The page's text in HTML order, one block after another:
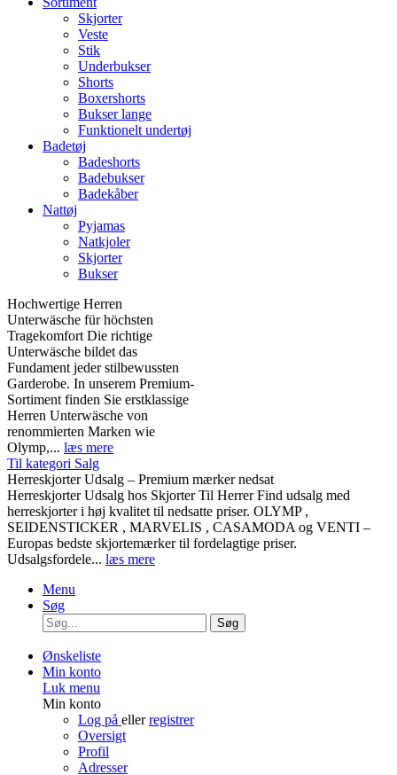
Skjorter
Veste
Stik
Underbukser
Shorts
Boxershorts
Bukser lange
Funktionelt undertøj
Badetøj
Badeshorts
Badebukser
Badekåber
Nattøj
Pyjamas
Natkjoler
Skjorter
Bukser
Hochwertige Herren
Unterwäsche für höchsten
Tragekomfort Die richtige
Unterwäsche bildet das
Fundament jeder stilbewussten
Garderobe. In unserem Premium-
Sortiment finden Sie erstklassige
Herren Unterwäsche von
renommierten Marken wie
Olymp,... læs mere
Til kategori Salg
Herreskjorter Udsalg – Premium mærker nedsat
Herreskjorter Udsalg hos Skjorter Til Herrer Find udsalg med
herreskjorter i høj kvalitet til nedsatte priser. OLYMP ,
SEIDENSTICKER , MARVELIS , CASAMODA og VENTI –
Europas bedste skjortemærker til fordelagtige priser.
Udsalgsfordele... læs mere
Menu
Søg
Søg
Ønskeliste
Min konto
Luk menu
Min konto
Log på ellerregistrer
Oversigt
Profil
Adresser